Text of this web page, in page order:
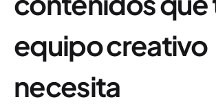
equipo creativo
necesita